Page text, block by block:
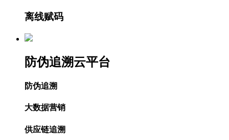
离线赋码
防伪追溯云平台
防伪追溯
大数据营销
供应链追溯